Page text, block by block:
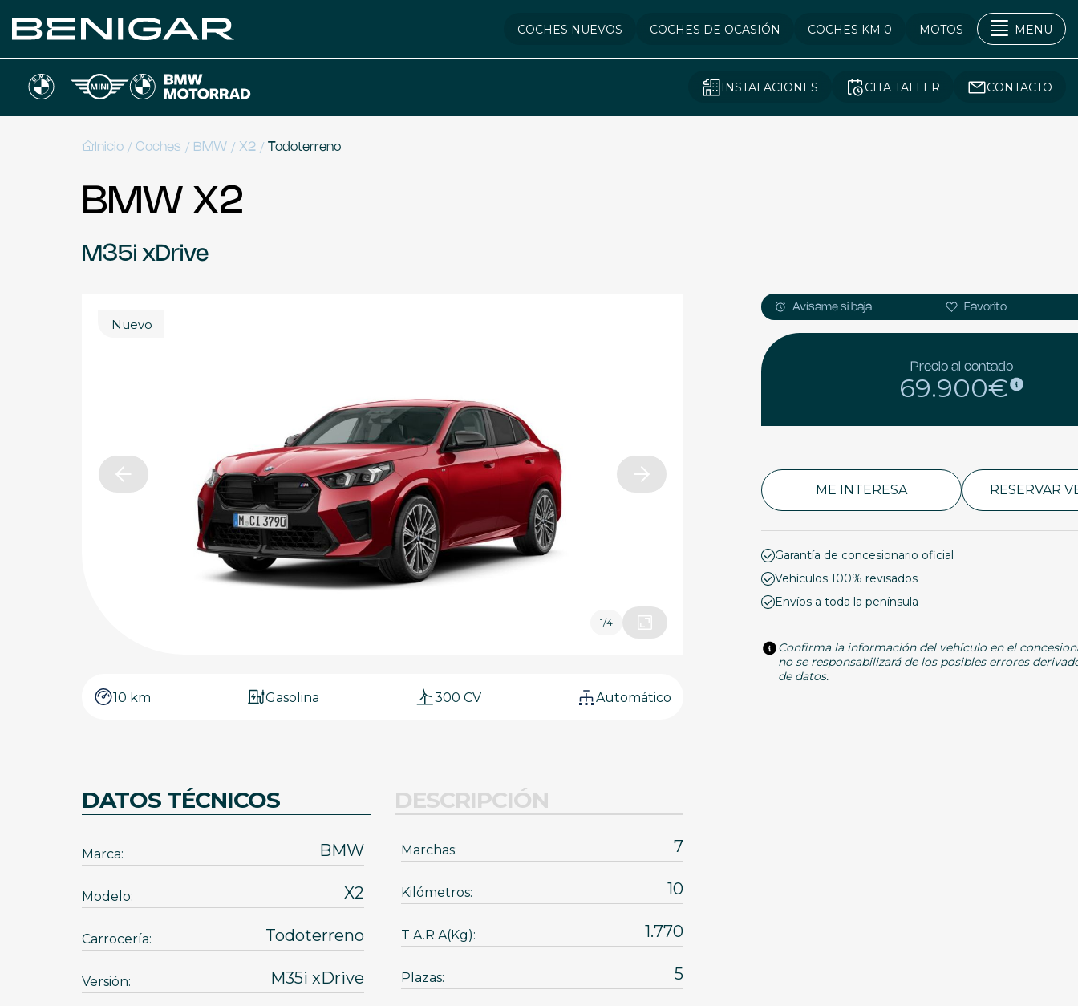
COCHES NUEVOS COCHES DE OCASIÓN COCHES KM 0 MOTOS MENU
INSTALACIONES CITA TALLER CONTACTO
Inicio / Coches / BMW / X2 / Todoterreno
BMW X2
M35i xDrive
1/4
Nuevo
10 km Gasolina 300 CV Automático
Avísame si baja Favorito
Precio al contado
69.900€
ME INTERESA RESERVAR
Garantía de concesionario oficial
Vehículos 100% revisados
Envíos a toda la península
Confirma la información del vehículo en el
no se responsabilizará de los posibles errores
de datos.
DATOS TÉCNICOS DESCRIPCIÓN
Marca: BMW
Modelo: X2
Carrocería: Todoterreno
Versión: M35i xDrive
Marchas: 7
Kilómetros: 10
T.A.R.A(Kg): 1.770
Plazas: 5